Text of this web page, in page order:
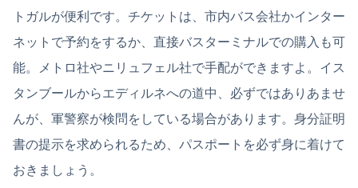
トガルが便利です。チケットは、市内バス会社かインター
ネットで予約をするか、直接バスターミナルでの購入も可
能。メトロ社やニリュフェル社で手配ができますよ。イス
タンブールからエディルネへの道中、必ずではありあませ
んが、軍警察が検問をしている場合があります。身分証明
書の提示を求められるため、パスポートを必ず身に着けて
おきましょう。